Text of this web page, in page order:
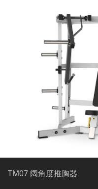
TM07 阔角度推胸器